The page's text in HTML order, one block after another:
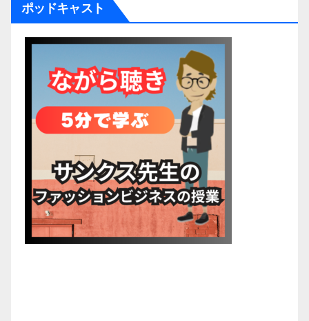
ポッドキャスト